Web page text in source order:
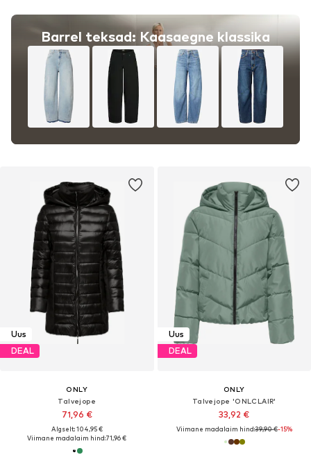
Barrel teksad: Kaasaegne klassika
Uus
DEAL
ONLY
Talvejope
71,96 €
Algselt: 104,95 €
Viimane madalaim hind:71,96 €
Uus
DEAL
ONLY
Talvejope 'ONLCLAIR'
33,92 €
Viimane madalaim hind:39,90 €-15%